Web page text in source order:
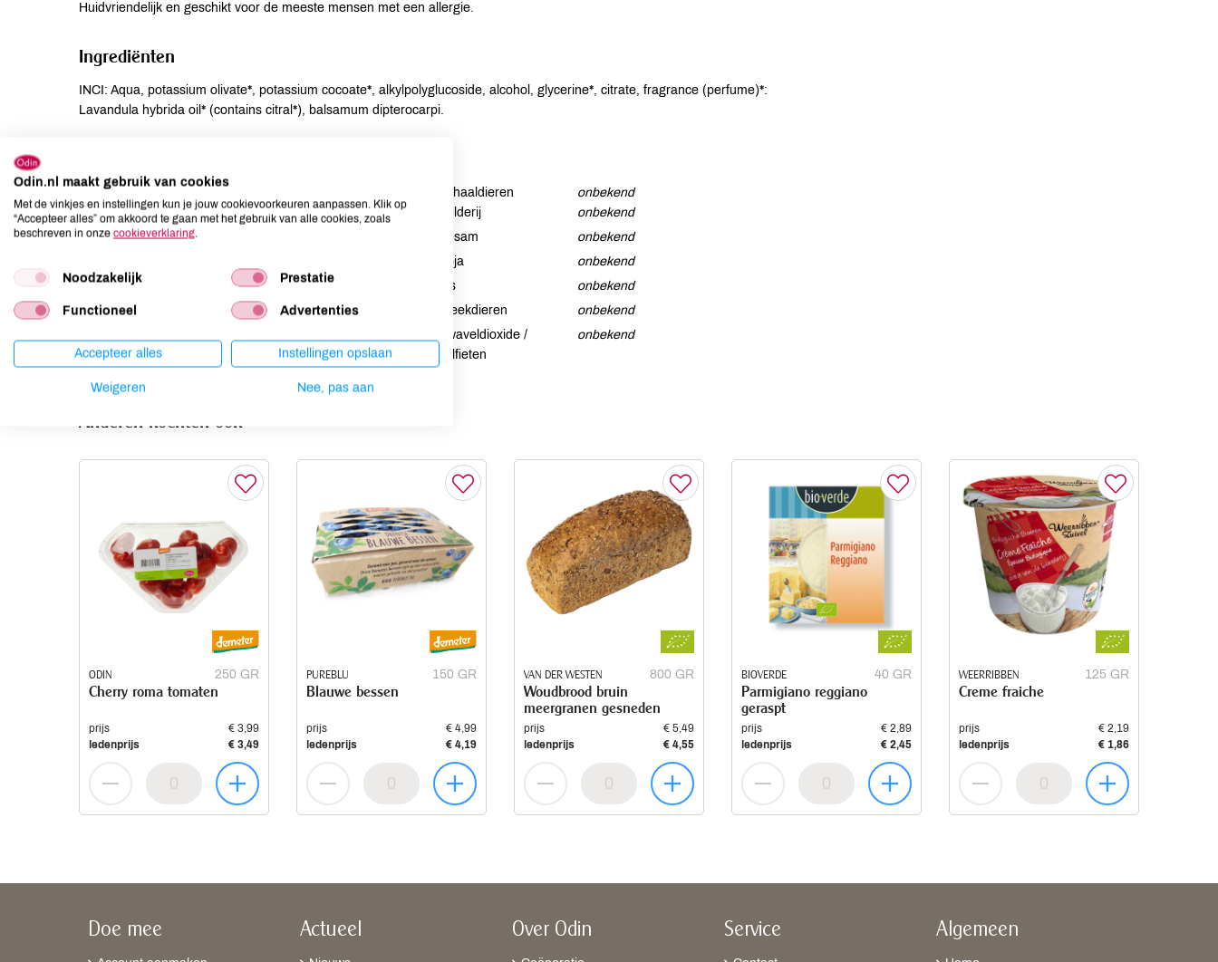
Huidvriendelijk en geschikt voor de meeste mensen met een allergie.
Ingrediënten
INCI: Aqua, potassium olivate*, potassium cocoate*, alkylpolyglucoside, alcohol, glycerine*, citrate, fragrance (perfume)*:
Lavandula hybrida oil* (contains citral*), balsamum dipterocarpi.
Aardnoten
Ei
onbekend
Gluten
onbekend
onbekend
Mosterd
onbekend
Noten
onbekend
Schaaldieren
onbekend
Selderij
onbekend
Sesam
onbekend
Soja
onbekend
Vis
onbekend
Weekdieren
onbekend
Zwaveldioxide /
sulfieten
onbekend
Anderen kochten ook
ODIN 250 GR
Cherry roma tomaten
prijs
€ 3,99
ledenprijs
€ 3,49
PUREBLU 150 GR
Blauwe bessen
prijs
€ 4,99
ledenprijs
€ 4,19
VAN DER WESTEN 800 GR
Woudbrood bruin
meergranen gesneden
prijs
€ 5,49
ledenprijs
€ 4,55
BIOVERDE 40 GR
Parmigiano reggiano
geraspt
prijs
€ 2,89
ledenprijs
€ 2,45
WEERRIBBEN 125 GR
Creme fraiche
prijs
€ 2,19
ledenprijs
€ 1,86
Doe mee Actueel Over Odin Service Algemeen
Odin.nl maakt gebruik van cookies
Met de vinkjes en instellingen kun je jouw cookievoorkeuren aanpassen. Klik op
“Accepteer alles” om akkoord te gaan met het gebruik van alle cookies, zoals
beschreven in onze cookieverklaring.
Noodzakelijk Prestatie
Functioneel Advertenties
Accepteer alles Instellingen opslaan
Weigeren Nee, pas aan